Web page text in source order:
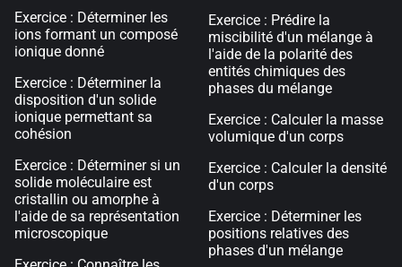
Exercice : Déterminer les
ions formant un composé
ionique donné
Exercice : Déterminer la
disposition d'un solide
ionique permettant sa
cohésion
Exercice : Déterminer si un
solide moléculaire est
cristallin ou amorphe à
l'aide de sa représentation
microscopique
Exercice : Prédire la
miscibilité d'un mélange à
l'aide de la polarité des
entités chimiques des
phases du mélange
Exercice : Calculer la masse
volumique d'un corps
Exercice : Calculer la densité
d'un corps
Exercice : Déterminer les
positions relatives des
phases d'un mélange